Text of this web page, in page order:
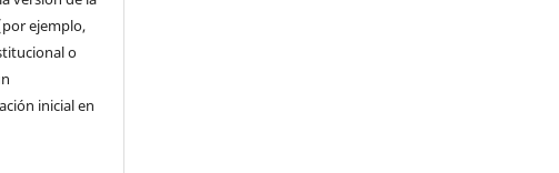
ejemplo,
o
inicial en